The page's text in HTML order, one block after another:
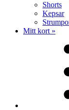
Shorts
Kepsar
Mitt kort »